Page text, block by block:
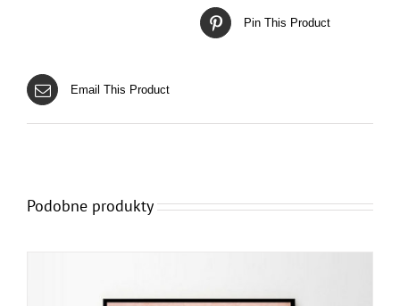
Pin This Product
Email This Product
Podobne produkty